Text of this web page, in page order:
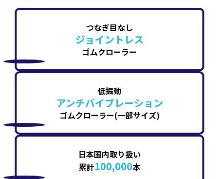
つなぎ目なし
ジョイントレス
ゴムクローラー
低振動
アンチバイブレーション
ゴムクローラー(一部サイズ)
日本国内取り扱い
累計100,000本